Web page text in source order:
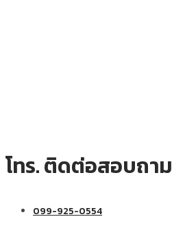
โทร. ติดต่อสอบถาม
099-925-0554